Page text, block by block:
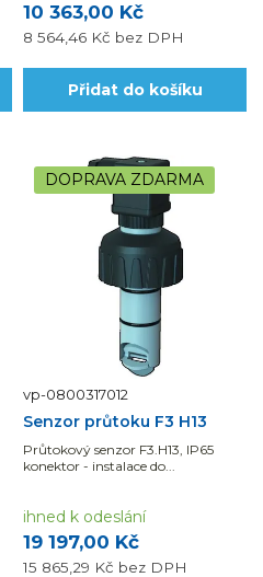
10 363,00 Kč
8 564,46 Kč bez DPH
Přidat do košíku
DOPRAVA ZDARMA
vp-0800317012
Senzor průtoku F3 H13
Průtokový senzor F3.H13, IP65
konektor - instalace do...
19 197,00 Kč
15 865,29 Kč bez DPH
ihned k odeslání